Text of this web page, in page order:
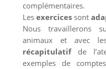
complémentaires.
Les exercicessont
Nous travaillerons
animaux et avec
récapitulatifde
exemples de